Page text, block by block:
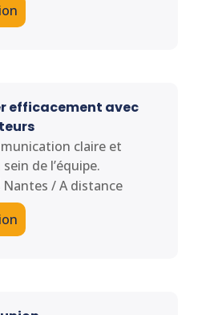
efficacement avec
claire et
de l’équipe.
Nantes / A distance